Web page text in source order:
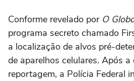
Conforme revelado por O
programa secreto chamado
a localização de alvos pré-
de aparelhos celulares. Após
reportagem, a Polícia Federal